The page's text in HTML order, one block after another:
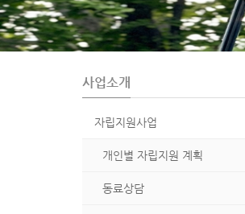
사업소개
자립지원사업
개인별 자립지원 계획
동료상담